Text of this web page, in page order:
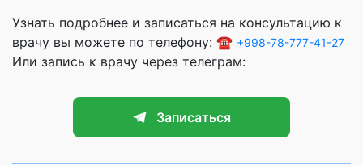
Узнать подробнее и записаться на консультацию к
врачу вы можете по телефону: ☎️ +998-78-777-41-27
Или запись к врачу через телеграм:
Записаться